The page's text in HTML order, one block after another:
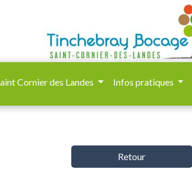
Cornier des Landes Infos pratiques
Retour